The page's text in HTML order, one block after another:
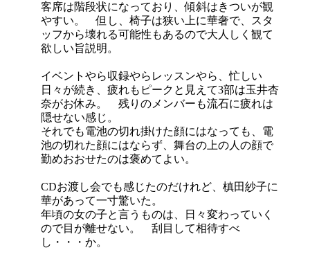
客席は階段状になっており、傾斜はきついが観
やすい。 但し、椅子は狭い上に華奢で、スタ
ッフから壊れる可能性もあるので大人しく観て
欲しい旨説明。
イベントやら収録やらレッスンやら、忙しい
日々が続き、疲れもピークと見えて3部は玉井杏
奈がお休み。 残りのメンバーも流石に疲れは
隠せない感じ。
それでも電池の切れ掛けた顔にはなっても、電
池の切れた顔にはならず、舞台の上の人の顔で
勤めおおせたのは褒めてよい。
CDお渡し会でも感じたのだけれど、槙田紗子に
華があって一寸驚いた。
年頃の女の子と言うものは、日々変わっていく
ので目が離せない。 刮目して相待すべ
し・・・か。